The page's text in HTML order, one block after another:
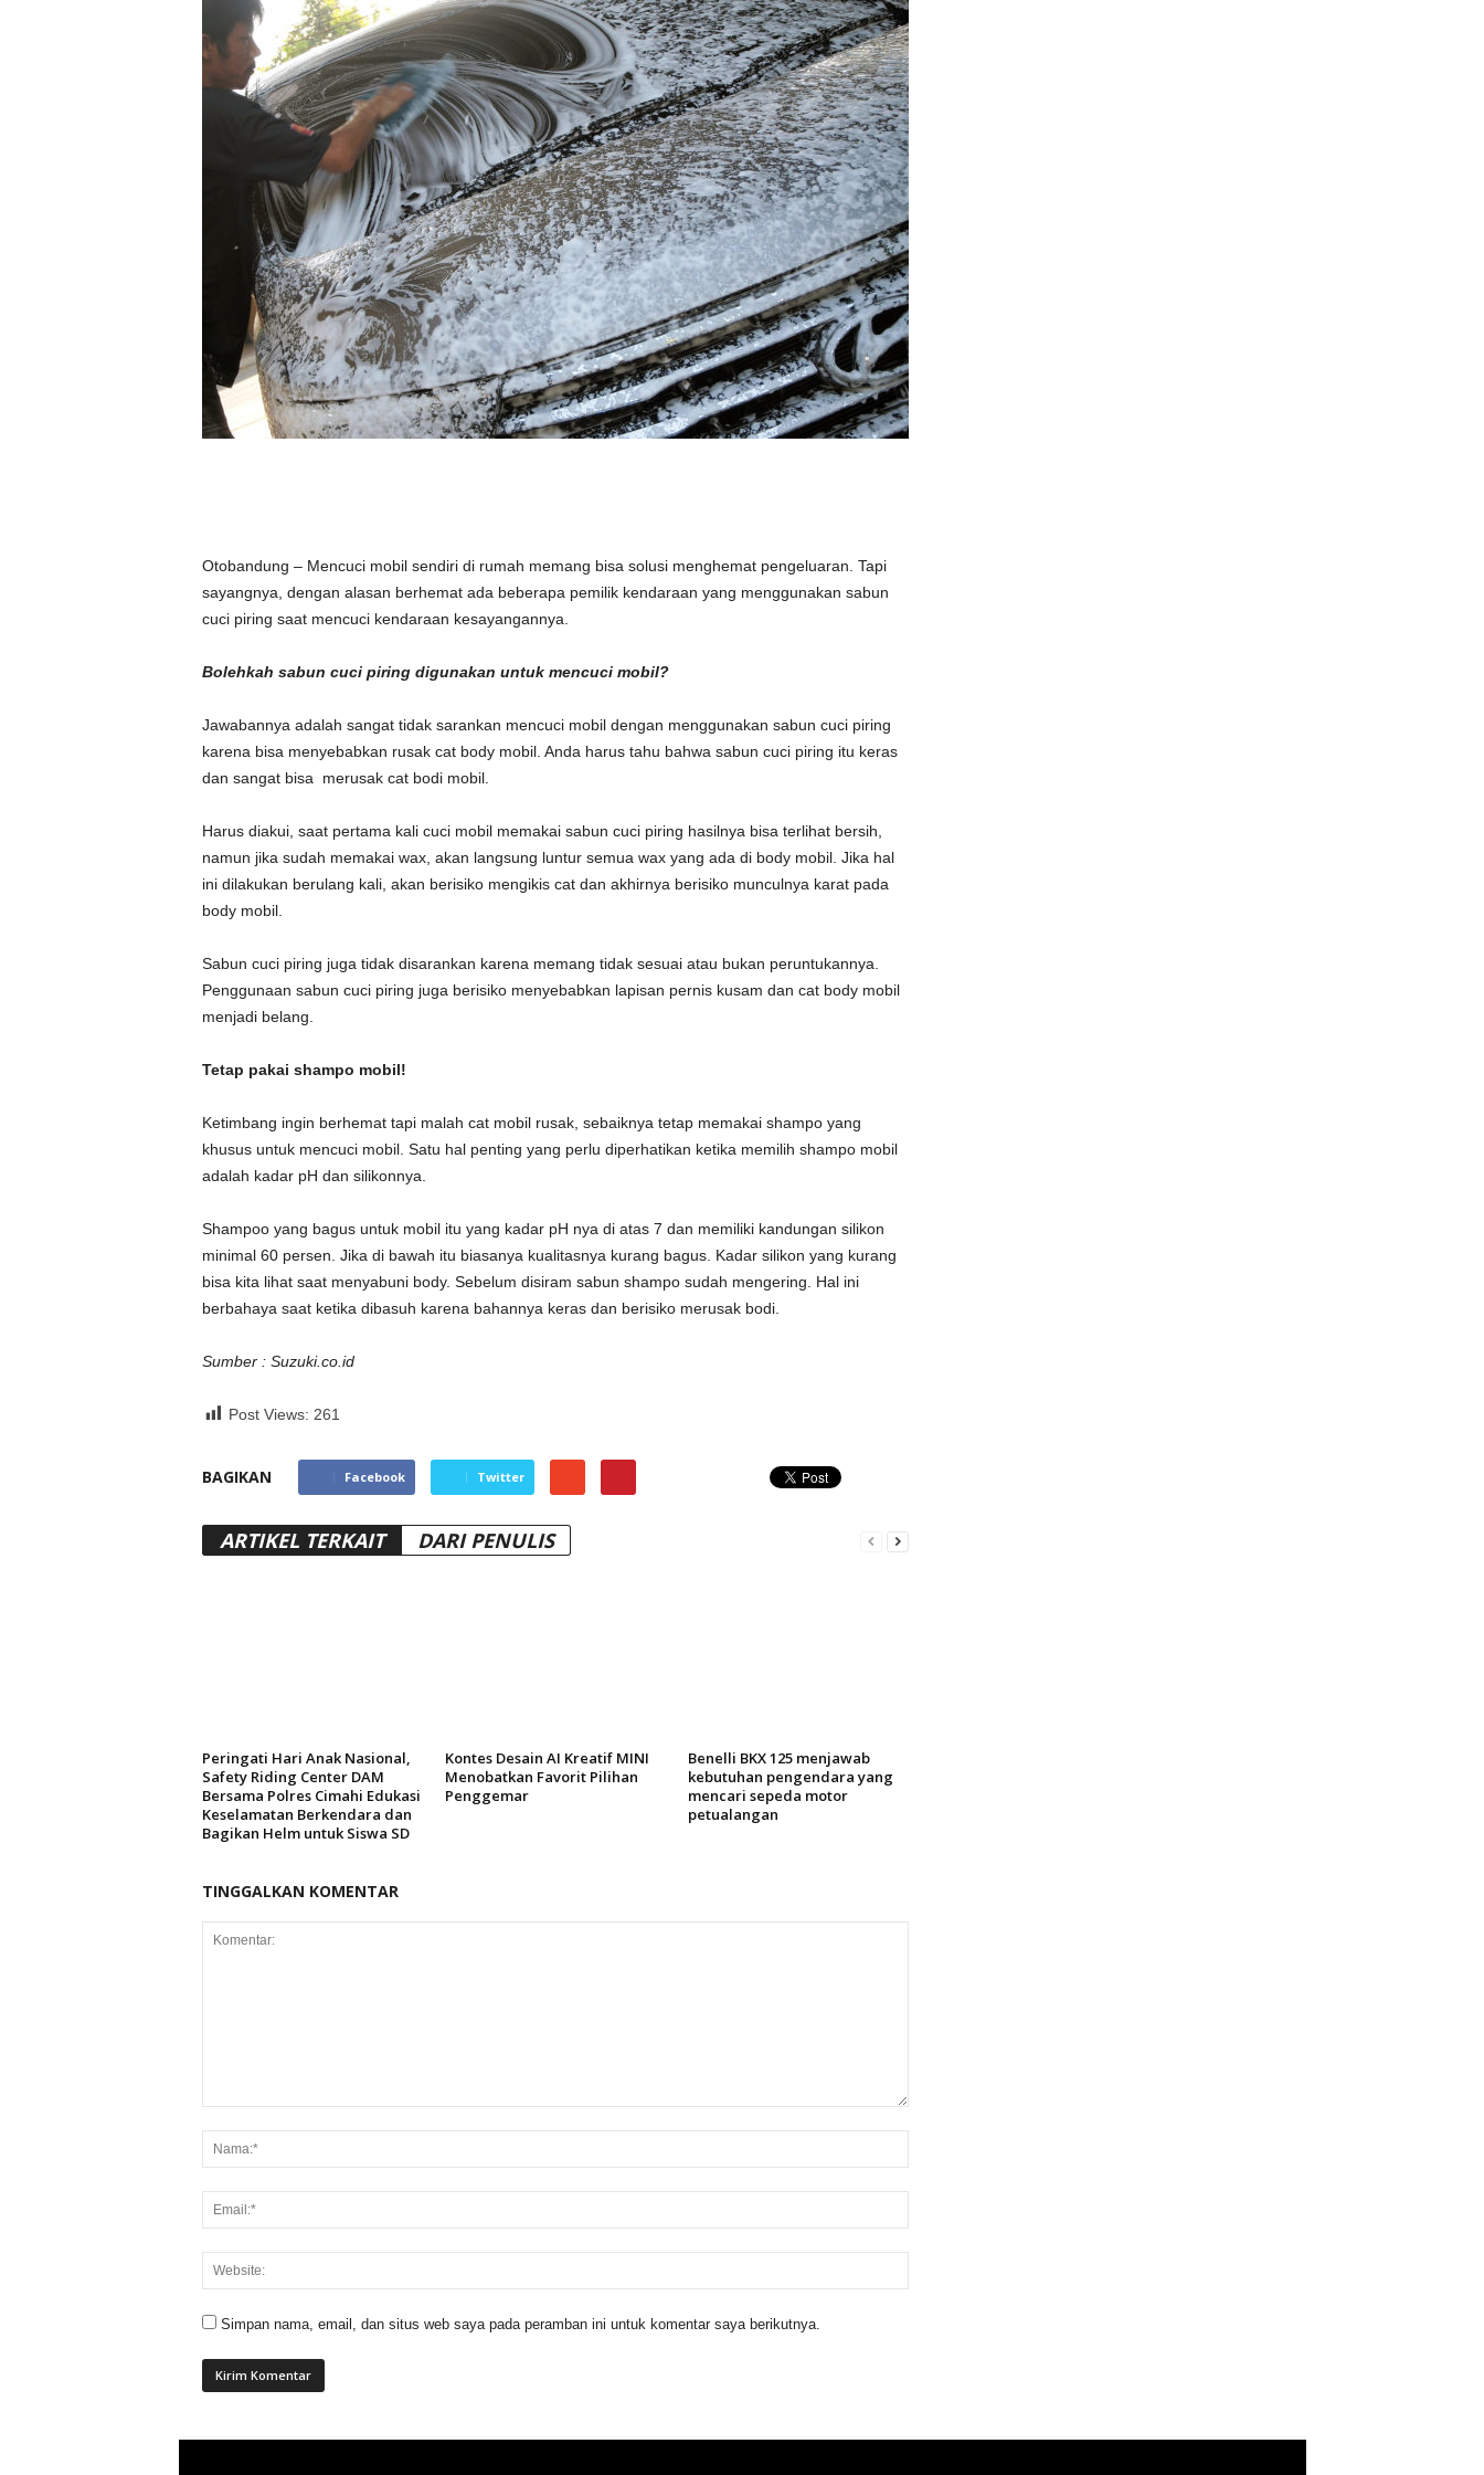
Otobandung – Mencuci mobil sendiri di rumah memang bisa solusi menghemat pengeluaran. Tapi
sayangnya, dengan alasan berhemat ada beberapa pemilik kendaraan yang menggunakan sabun
cuci piring saat mencuci kendaraan kesayangannya.
Bolehkah sabun cuci piring digunakan untuk mencuci mobil?
Jawabannya adalah sangat tidak sarankan mencuci mobil dengan menggunakan sabun cuci piring
karena bisa menyebabkan rusak cat body mobil. Anda harus tahu bahwa sabun cuci piring itu keras
dan sangat bisa merusak cat bodi mobil.
Harus diakui, saat pertama kali cuci mobil memakai sabun cuci piring hasilnya bisa terlihat bersih,
namun jika sudah memakai wax, akan langsung luntur semua wax yang ada di body mobil. Jika hal
ini dilakukan berulang kali, akan berisiko mengikis cat dan akhirnya berisiko munculnya karat pada
body mobil.
Sabun cuci piring juga tidak disarankan karena memang tidak sesuai atau bukan peruntukannya.
Penggunaan sabun cuci piring juga berisiko menyebabkan lapisan pernis kusam dan cat body mobil
menjadi belang.
Tetap pakai shampo mobil!
Ketimbang ingin berhemat tapi malah cat mobil rusak, sebaiknya tetap memakai shampo yang
khusus untuk mencuci mobil. Satu hal penting yang perlu diperhatikan ketika memilih shampo mobil
adalah kadar pH dan silikonnya.
Shampoo yang bagus untuk mobil itu yang kadar pH nya di atas 7 dan memiliki kandungan silikon
minimal 60 persen. Jika di bawah itu biasanya kualitasnya kurang bagus. Kadar silikon yang kurang
bisa kita lihat saat menyabuni body. Sebelum disiram sabun shampo sudah mengering. Hal ini
berbahaya saat ketika dibasuh karena bahannya keras dan berisiko merusak bodi.
Sumber : Suzuki.co.id
Post Views: 261
BAGIKAN Facebook Twitter
ARTIKEL TERKAIT DARI PENULIS
Peringati Hari Anak Nasional,
Safety Riding Center DAM
Bersama Polres Cimahi Edukasi
Keselamatan Berkendara dan
Bagikan Helm untuk Siswa SD
Kontes Desain AI Kreatif MINI
Menobatkan Favorit Pilihan
Penggemar
Benelli BKX 125 menjawab
kebutuhan pengendara yang
mencari sepeda motor
petualangan
TINGGALKAN KOMENTAR
Simpan nama, email, dan situs web saya pada peramban ini untuk komentar saya berikutnya.